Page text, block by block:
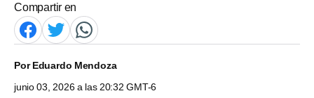
Compartir en
PorEduardo Mendoza
junio 03, 2026 a las 20:32 GMT-6